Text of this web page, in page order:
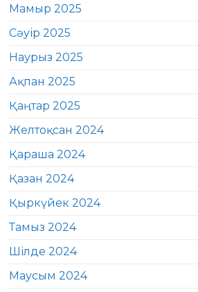
Мамыр 2025
Сәуір 2025
Наурыз 2025
Ақпан 2025
Қаңтар 2025
Желтоқсан 2024
Қараша 2024
Қазан 2024
Қыркүйек 2024
Тамыз 2024
Шілде 2024
Маусым 2024